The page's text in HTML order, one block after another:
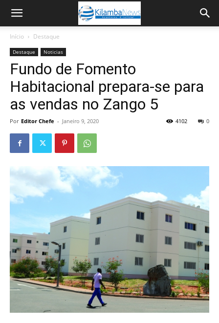
Início Destaque
Destaque Noticias
Fundo de Fomento
Habitacional prepara-se para
as vendas no Zango 5
Por Editor Chefe - Janeiro 9, 2020 0
4102